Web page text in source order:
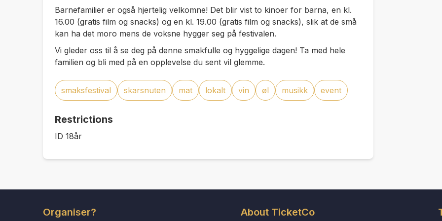
Barnefamilier er også hjertelig velkomne! Det blir vist to kinoer for barna, en kl.
16.00 (gratis film og snacks) og en kl. 19.00 (gratis film og snacks), slik at de små
kan ha det moro mens de voksne hygger seg på festivalen.
Vi gleder oss til å se deg på denne smakfulle og hyggelige dagen! Ta med hele
familien og bli med på en opplevelse du sent vil glemme.
smaksfestival skarsnuten mat lokalt vin øl musikk event
Restrictions
ID 18år
Organiser? About TicketCo